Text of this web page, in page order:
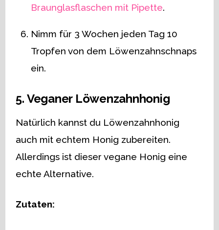
Braunglasflaschen mit Pipette.
Nimm für 3 Wochen jeden Tag 10
Tropfen von dem Löwenzahnschnaps
ein.
5. Veganer Löwenzahnhonig
Natürlich kannst du Löwenzahnhonig
auch mit echtem Honig zubereiten.
Allerdings ist dieser vegane Honig eine
echte Alternative.
Zutaten: